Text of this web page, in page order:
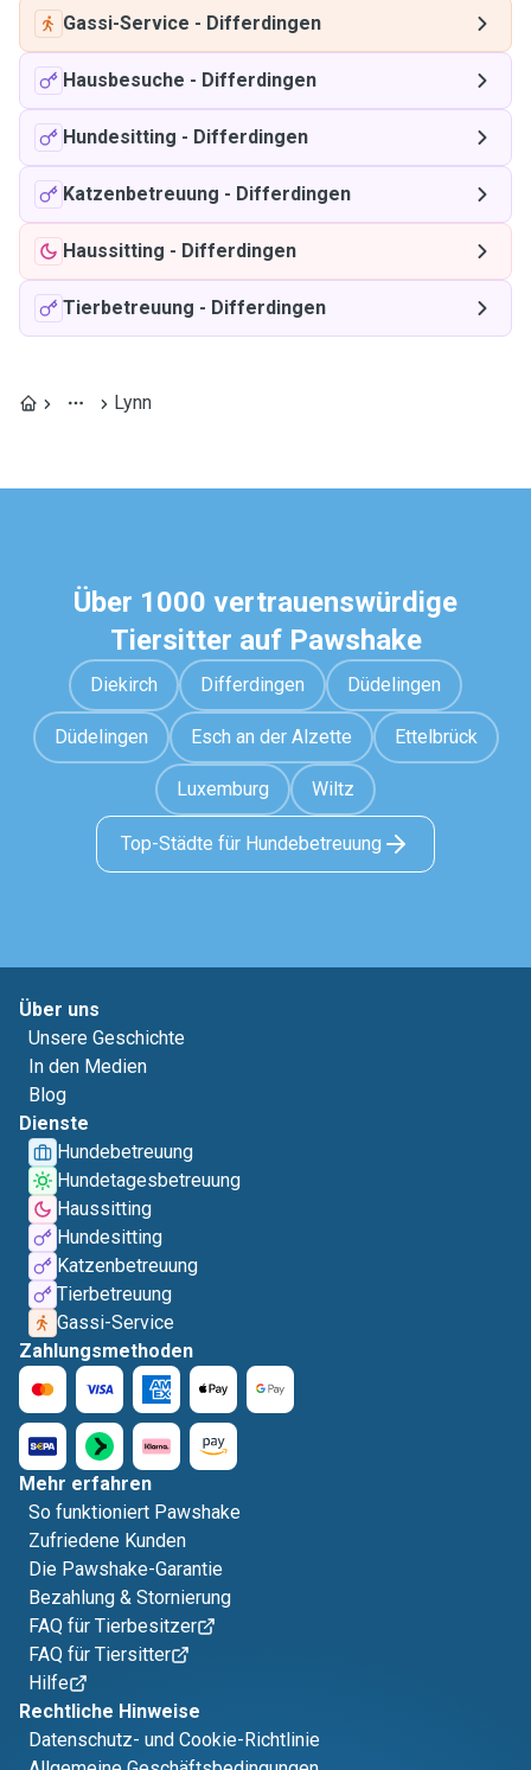
Gassi-Service - Differdingen
Hausbesuche - Differdingen
Hundesitting - Differdingen
Katzenbetreuung - Differdingen
Haussitting - Differdingen
Tierbetreuung - Differdingen
Lynn
Über 1000 vertrauenswürdige
Tiersitter auf Pawshake
Diekirch Differdingen Düdelingen
Düdelingen Esch an der Alzette Ettelbrück
Luxemburg Wiltz
Top-Städte für Hundebetreuung
Über uns
Unsere Geschichte
In den Medien
Blog
Dienste
Hundebetreuung
Hundetagesbetreuung
Haussitting
Hundesitting
Katzenbetreuung
Tierbetreuung
Gassi-Service
Zahlungsmethoden
Mehr erfahren
So funktioniert Pawshake
Zufriedene Kunden
Die Pawshake-Garantie
Bezahlung & Stornierung
FAQ für Tierbesitzer
FAQ für Tiersitter
Hilfe
Rechtliche Hinweise
Datenschutz- und Cookie-Richtlinie